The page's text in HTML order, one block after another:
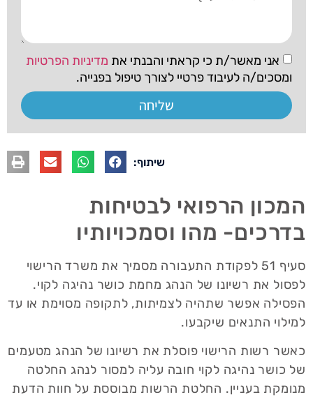
שיתוף:
המכון הרפואי לבטיחות
בדרכים- מהו וסמכויותיו
סעיף 51 לפקודת התעבורה מסמיך את משרד הרישוי
לפסול את רשיונו של הנהג מחמת כושר נהיגה לקוי.
הפסילה אפשר שתהיה לצמיתות, לתקופה מסוימת או עד
למילוי התנאים שיקבעו.
​כאשר רשות הרישוי פוסלת את רשיונו של הנהג מטעמים
של כושר נהיגה לקוי חובה עליה למסור לנהג החלטה
מנומקת בעניין. החלטת הרשות מבוססת על חוות הדעת
אני מאשר/ת כי קראתי והבנתי את מדיניות הפרטיות
ומסכים/ה לעיבוד פרטיי לצורך טיפול בפנייה.
שליחה